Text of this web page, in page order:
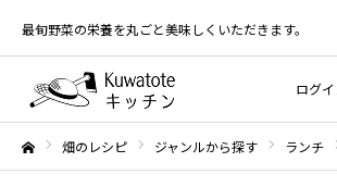
最旬野菜の栄養を丸ごと美味しくいただきます。
ログ
畑のレシピ ジャンルから探す ランチ